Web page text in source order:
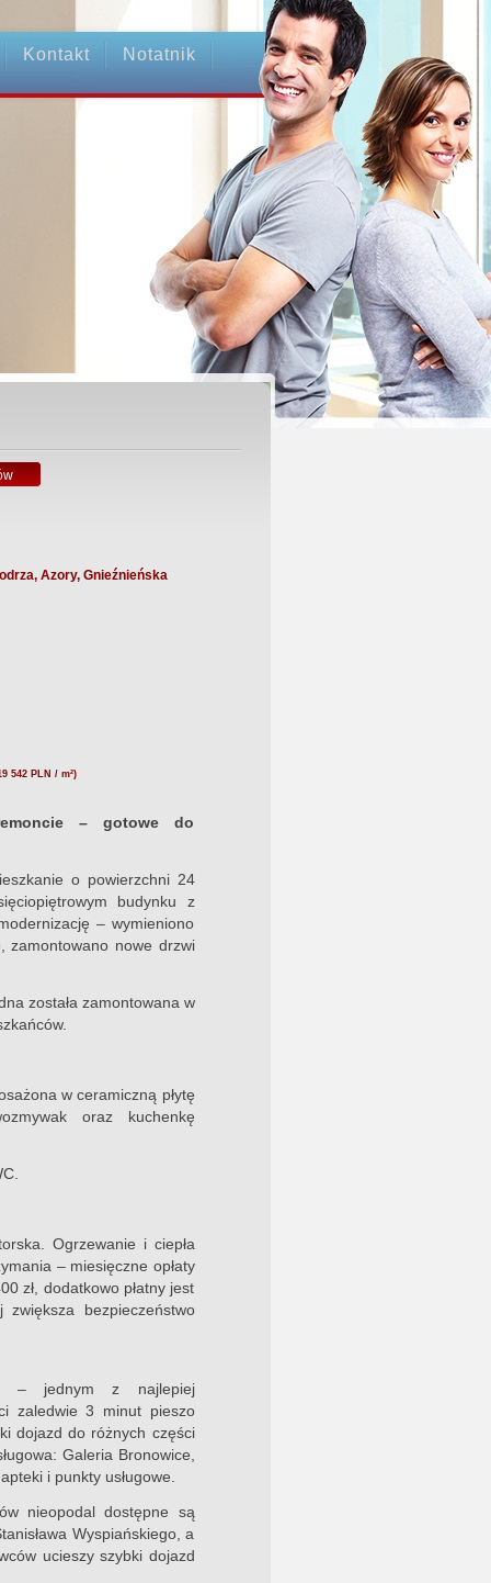
Kontakt Notatnik
Azory, Gnieźnieńska
542 PLN / m²)
– gotowe do
o powierzchni 24
budynku z
– wymieniono
zamontowano nowe drzwi
została zamontowana w
w ceramiczną płytę
oraz kuchenkę
Ogrzewanie i ciepła
– miesięczne opłaty
zł, dodatkowo płatny jest
bezpieczeństwo
– jednym z najlepiej
zaledwie 3 minut pieszo
dojazd do różnych części
Galeria Bronowice,
i punkty usługowe.
nieopodal dostępne są
Wyspiańskiego, a
ucieszy szybki dojazd